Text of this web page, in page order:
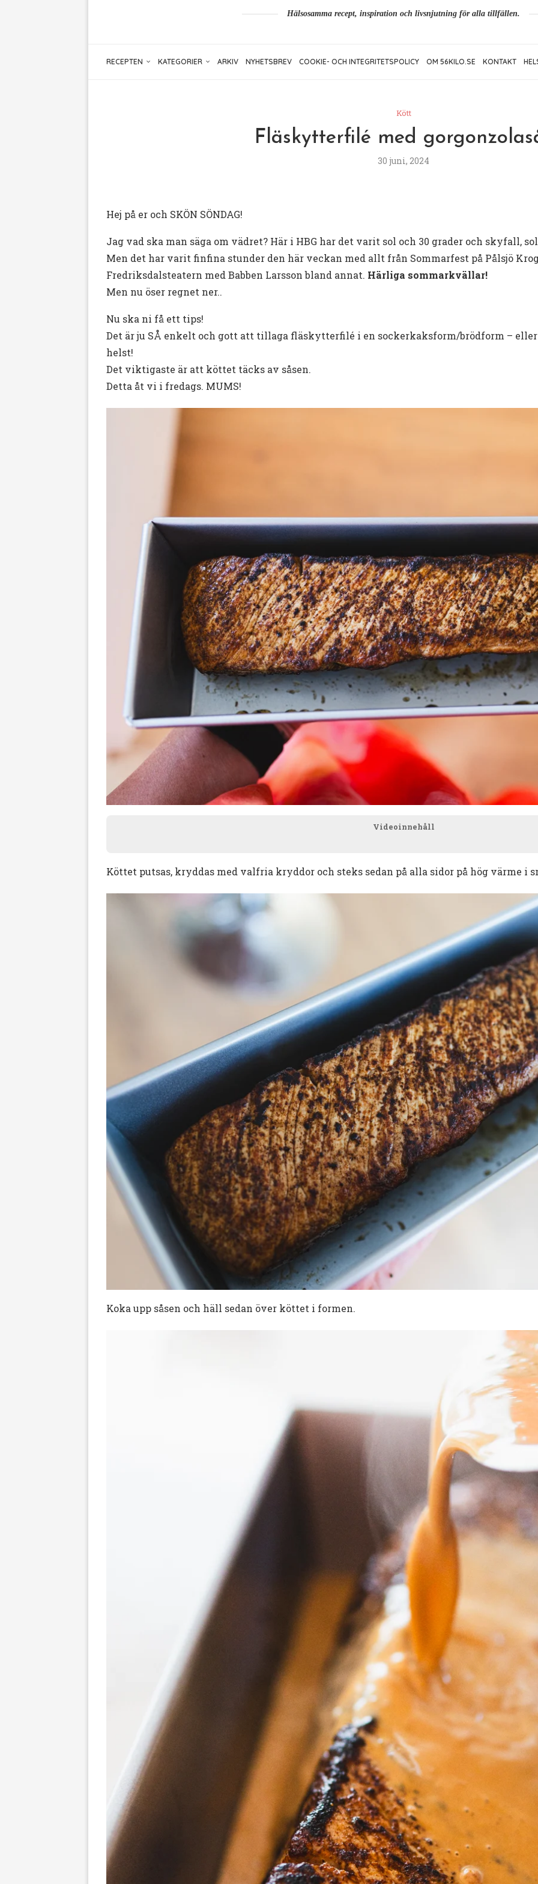
Hälsosamma recept, inspiration och livsnjutning för alla tillfällen.
RECEPTEN KATEGORIER ARKIV NYHETSBREV COOKIE- OCH INTEGRITETSPOLICY OM 56KILO.SE KONTAKT
Kött
Fläskytterfilé med
30 juni, 2024
Hej på er och SKÖN SÖNDAG!
Jag vad ska man säga om vädret? Här i HBG har det varit sol och 30 grader och skyfall,
Men det har varit finfina stunder den här veckan med allt från Sommarfest på Pålsjö
Fredriksdalsteatern med Babben Larsson bland annat. Härliga sommarkvällar!
Men nu öser regnet ner..
Nu ska ni få ett tips!
Det är ju SÅ enkelt och gott att tillaga fläskytterfilé i en sockerkaksform/brödform –
helst!
Det viktigaste är att köttet täcks av såsen.
Detta åt vi i fredags. MUMS!
Videoinnehåll
Köttet putsas, kryddas med valfria kryddor och steks sedan på alla sidor på hög värme i
Koka upp såsen och häll sedan över köttet i formen.